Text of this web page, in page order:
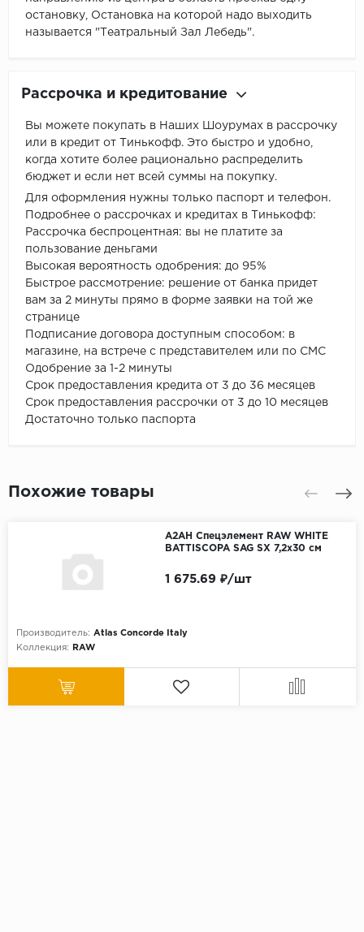
остановку, Остановка на которой надо выходить
называется "Театральный Зал Лебедь".
Рассрочка и кредитование
Вы можете покупать в Наших Шоурумах в рассрочку
или в кредит от Тинькофф. Это быстро и удобно,
когда хотите более рационально распределить
бюджет и если нет всей суммы на покупку.
Для оформления нужны только паспорт и телефон.
Подробнее о рассрочках и кредитах в Тинькофф:
Рассрочка беспроцентная: вы не платите за
пользование деньгами
Высокая вероятность одобрения: до 95%
Быстрое рассмотрение: решение от банка придет
вам за 2 минуты прямо в форме заявки на той же
странице
Подписание договора доступным способом: в
магазине, на встрече с представителем или по СМС
Одобрение за 1-2 минуты
Срок предоставления кредита от 3 до 36 месяцев
Срок предоставления рассрочки от 3 до 10 месяцев
Достаточно только паспорта
Похожие товары
A2AH Спецэлемент RAW WHITE
BATTISCOPA SAG SX 7,2x30 см
Производитель: Atlas Concorde Italy
Коллекция:
RAW
1 675.69 ₽/шт